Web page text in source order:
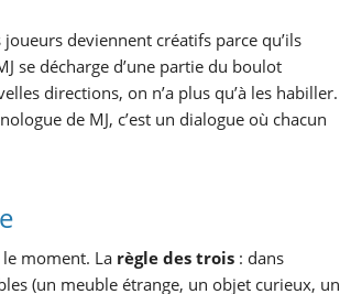
deviennent créatifs parce qu’ils
se décharge d’une partie du boulot
directions, on n’a plus qu’à les habiller.
de MJ, c’est un dialogue où chacun
moment. La règle des trois : dans
(un meuble étrange, un objet curieux, un